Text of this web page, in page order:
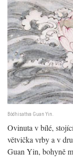
Bódhisattva Guan Yin.
Ovinuta v bílé,
větvička vrby a v
Guan Yin, bohyně